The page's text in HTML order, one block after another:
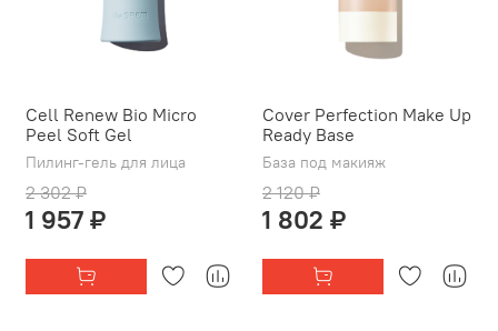
Cell Renew Bio Micro
Peel Soft Gel
Пилинг-гель для лица
2 302 ₽
1 957 ₽
Cover Perfection Make Up
Ready Base
База под макияж
2 120 ₽
1 802 ₽